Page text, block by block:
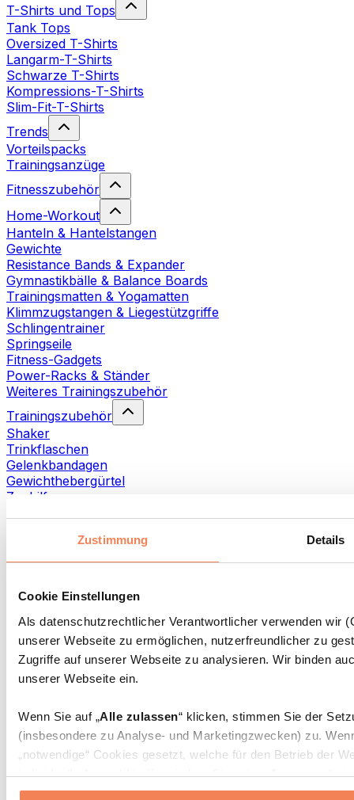
Zustimmung Details
Cookie Einstellungen
Als datenschutzrechtlicher Verantwortlicher verwenden wir
unserer Webseite zu ermöglichen, nutzerfreundlicher zu
Zugriffe auf unserer Webseite zu analysieren. Wir binden
unserer Webseite ein.
Wenn Sie auf „Alle zulassen“ klicken, stimmen Sie der
(insbesondere zu Analyse- und Marketingzwecken) zu.
„notwendige“ Cookies gesetzt, welche für den Betrieb der
individuelle Auswahl treffen, indem Sie unter „Anpassen“
erlauben“ klicken.
T-Shirts und Tops
Tank Tops
Oversized T-Shirts
Langarm-T-Shirts
Schwarze T-Shirts
Kompressions-T-Shirts
Slim-Fit-T-Shirts
Trends
Vorteilspacks
Trainingsanzüge
Fitnesszubehör
Home-Workout
Hanteln & Hantelstangen
Gewichte
Resistance Bands & Expander
Gymnastikbälle & Balance Boards
Trainingsmatten & Yogamatten
Klimmzugstangen & Liegestützgriffe
Schlingentrainer
Springseile
Fitness-Gadgets
Power-Racks & Ständer
Weiteres Trainingszubehör
Trainingszubehör
Shaker
Trinkflaschen
Gelenkbandagen
Gewichthebergürtel
Zughilfen
Weiteres Trainingszubehör
Massagegeräte
Faszien- und Massagerollen
Weitere Rehabilitationshilfen
Taschen & Rucksäcke
Essenstaschen und Meal-Prep-Zubehör
Zubehör nach Aktivität
Laufen
Kampfsport
Radfahren